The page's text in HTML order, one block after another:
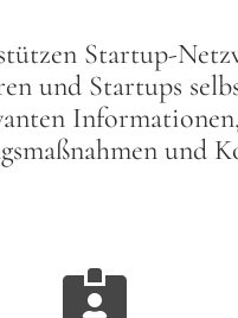
Startup-
und Startups
Informationen,
und